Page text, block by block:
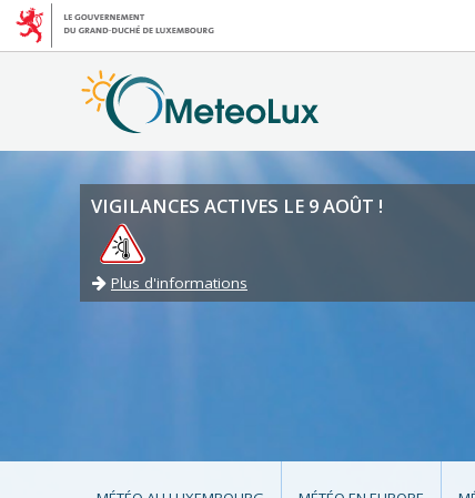
VIGILANCES ACTIVES LE 9 AOÛT !
Plus d'informations